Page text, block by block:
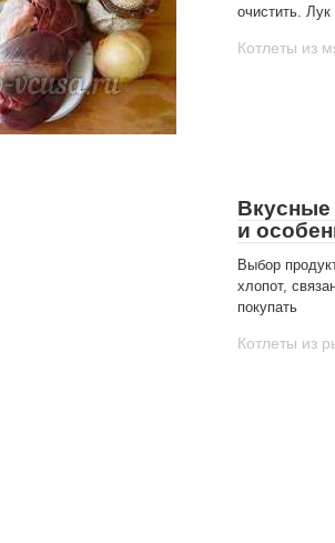
очистить. Лук
Котлеты из
Вкусные
и
Выбор
хлопот,
покупать
Котлеты из